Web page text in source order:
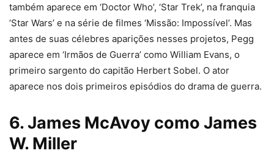
também aparece em ‘Doctor Who’, ‘Star Trek’, na franquia
‘Star Wars’ e na série de filmes ‘Missão: Impossível’. Mas
antes de suas célebres aparições nesses projetos, Pegg
aparece em ‘Irmãos de Guerra’ como William Evans, o
primeiro sargento do capitão Herbert Sobel. O ator
aparece nos dois primeiros episódios do drama de guerra.
6. James McAvoy como James
W. Miller